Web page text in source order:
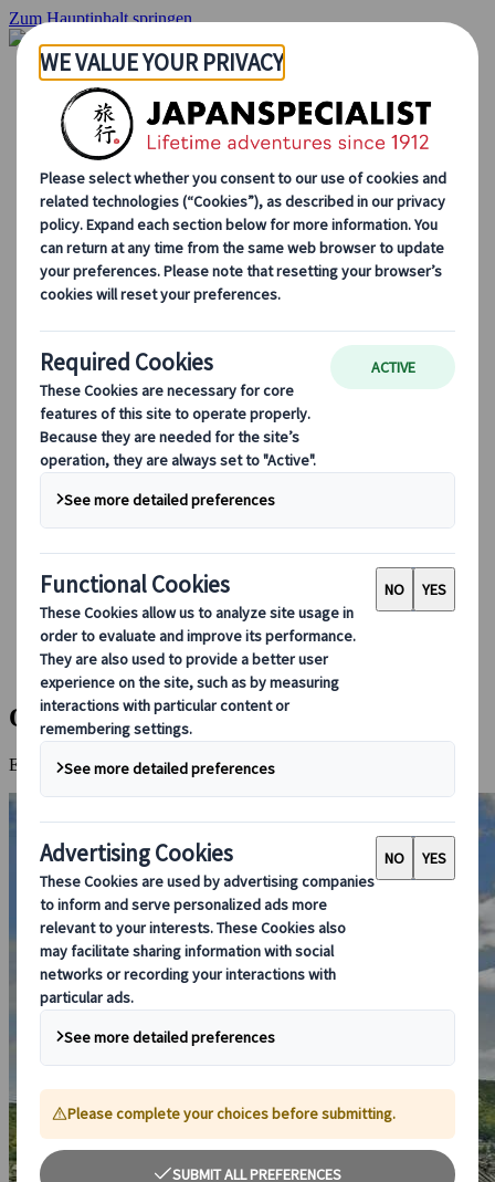
Zum Hauptinhalt springen
Startseite
Rundreisen
Individuelle Reisen
Gruppenreisen
Selbstfahrerreisen
Ausflüge
Massgeschneiderte Gruppenreisen
Japan Rail Pass
Wie wir arbeiten
Über uns
Treffen Sie unser Team
Werden Sie Teil unseres Teams
Saisonale Reisetipps
Highlights des Reiseziels
Kulturelle Einblicke
Kulinarische Erlebnisse
Entdecke Japan mit dem Zug
Häufig gestellte Fragen
Wichtige Informationen
Etikette in Japan
Autofahren in Japan
Bei uns buchen
Japan Rail Pass
Unterkunft
Online-Beratung
Japanspecialist
Reiseziele
Alle Reiseziele
Onomichi
Onomichi
Eine wunderschöne Küstenstadt mit malerischen Landschaften